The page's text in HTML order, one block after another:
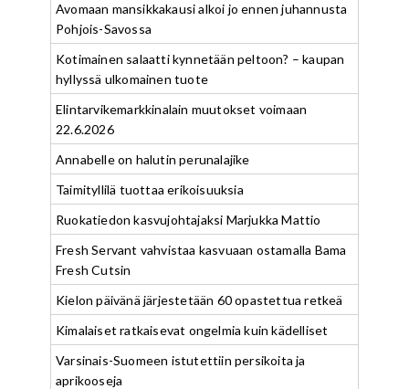
Avomaan mansikkakausi alkoi jo ennen juhannusta
Pohjois-Savossa
Kotimainen salaatti kynnetään peltoon? – kaupan
hyllyssä ulkomainen tuote
Elintarvikemarkkinalain muutokset voimaan
22.6.2026
Annabelle on halutin perunalajike
Taimityllilä tuottaa erikoisuuksia
Ruokatiedon kasvujohtajaksi Marjukka Mattio
Fresh Servant vahvistaa kasvuaan ostamalla Bama
Fresh Cutsin
Kielon päivänä järjestetään 60 opastettua retkeä
Kimalaiset ratkaisevat ongelmia kuin kädelliset
Varsinais-Suomeen istutettiin persikoita ja
aprikooseja